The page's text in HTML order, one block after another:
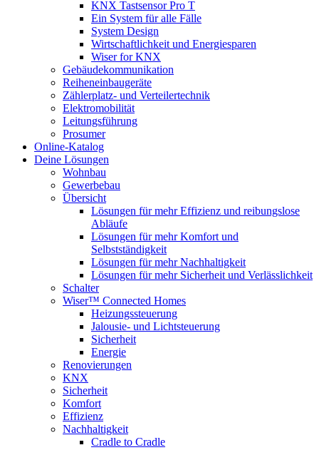
KNX Tastsensor Pro T
Ein System für alle Fälle
System Design
Wirtschaftlichkeit und Energiesparen
Wiser for KNX
Gebäudekommunikation
Reiheneinbaugeräte
Zählerplatz- und Verteilertechnik
Elektromobilität
Leitungsführung
Prosumer
Online-Katalog
Deine Lösungen
Wohnbau
Gewerbebau
Übersicht
Lösungen für mehr Effizienz und reibungslose
Abläufe
Lösungen für mehr Komfort und
Selbstständigkeit
Lösungen für mehr Nachhaltigkeit
Lösungen für mehr Sicherheit und Verlässlichkeit
Schalter
Wiser™ Connected Homes
Heizungssteuerung
Jalousie- und Lichtsteuerung
Sicherheit
Energie
Renovierungen
KNX
Sicherheit
Komfort
Effizienz
Nachhaltigkeit
Cradle to Cradle